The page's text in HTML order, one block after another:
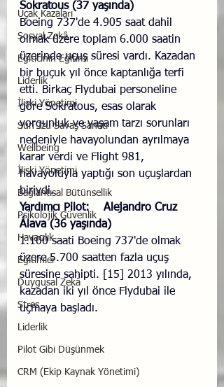
Uçak Kazaları
Sosyal Zekâ
Eğiticinin Eğitimi
Liderlik
İlişki Yönetimi
Sun Tzu Savaş Sanatı
Wellbeing
İlişki Yönetimi
Bağlantısal Bütünsellik
Psikolojik Güvenlik
Havacılık
Eğitimler
Duygusal Zekâ
Stres
Liderlik
Pilot Gibi Düşünmek
CRM (Ekip Kaynak Yönetimi)
Sokratous (37 yaşında)
Boeing 737'de 4.905 saat dahil
olmak üzere toplam 6.000 saatin
üzerinde uçuş süresi vardı. Kazadan
bir buçuk yıl önce kaptanlığa terfi
etti. Birkaç Flydubai personeline
göre Sokratous, esas olarak
yorgunluk ve yaşam tarzı sorunları
nedeniyle havayolundan ayrılmaya
karar verdi ve Flight 981,
havayoluyla yaptığı son uçuşlardan
biriydi.
Yardımcı Pilot:	Alejandro Cruz
Álava (36 yaşında)
1.100 saati Boeing 737'de olmak
üzere 5.700 saatten fazla uçuş
süresine sahipti. [15] 2013 yılında,
kazadan iki yıl önce Flydubai ile
uçmaya başladı.